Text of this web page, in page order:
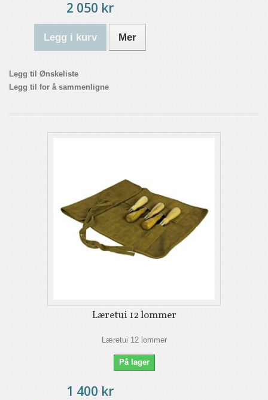
2 050 kr
Legg i kurv Mer
Legg til Ønskeliste
Legg til for å sammenligne
Læretui 12 lommer
Læretui 12 lommer
På lager
1 400 kr